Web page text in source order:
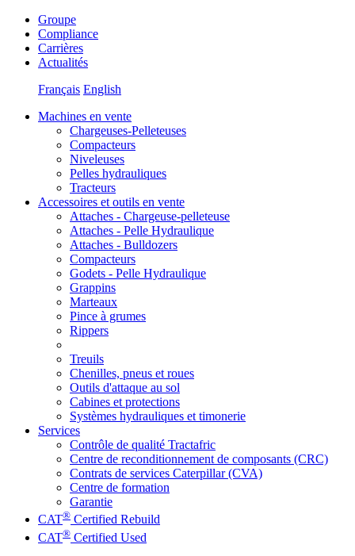
Groupe
Compliance
Carrières
Actualités
Français English
Machines en vente
Chargeuses-Pelleteuses
Compacteurs
Niveleuses
Pelles hydrauliques
Tracteurs
Accessoires et outils en vente
Attaches - Chargeuse-pelleteuse
Attaches - Pelle Hydraulique
Attaches - Bulldozers
Compacteurs
Godets - Pelle Hydraulique
Grappins
Marteaux
Pince à grumes
Rippers
Treuils
Chenilles, pneus et roues
Outils d'attaque au sol
Cabines et protections
Systèmes hydrauliques et timonerie
Services
Contrôle de qualité Tractafric
Centre de reconditionnement de composants (CRC)
Contrats de services Caterpillar (CVA)
Centre de formation
Garantie
CAT® Certified Rebuild
CAT® Certified Used